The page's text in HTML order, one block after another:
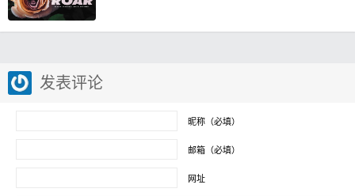
发表评论
昵称（必填）
邮箱（必填）
网址